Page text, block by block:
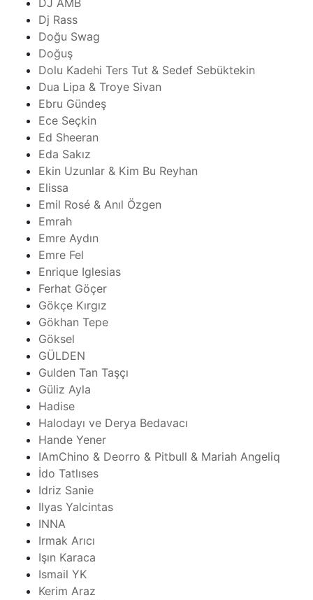
DJ AMB
Dj Rass
Doğu Swag
Doğuş
Dolu Kadehi Ters Tut & Sedef Sebüktekin
Dua Lipa & Troye Sivan
Ebru Gündeş
Ece Seçkin
Ed Sheeran
Eda Sakız
Ekin Uzunlar & Kim Bu Reyhan
Elissa
Emil Rosé & Anıl Özgen
Emrah
Emre Aydın
Emre Fel
Enrique Iglesias
Ferhat Göçer
Gökçe Kırgız
Gökhan Tepe
Göksel
GÜLDEN
Gulden Tan Taşçı
Güliz Ayla
Hadise
Halodayı ve Derya Bedavacı
Hande Yener
IAmChino & Deorro & Pitbull & Mariah Angeliq
İdo Tatlıses
Idriz Sanie
Ilyas Yalcintas
INNA
Irmak Arıcı
Işın Karaca
Ismail YK
Kerim Araz